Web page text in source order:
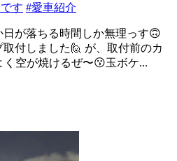
す #愛車紹介
が落ちる時間しか無理っす🙃
付しました🙋 が、取付前のカ
空が焼けるぜ〜😗玉ボケ...